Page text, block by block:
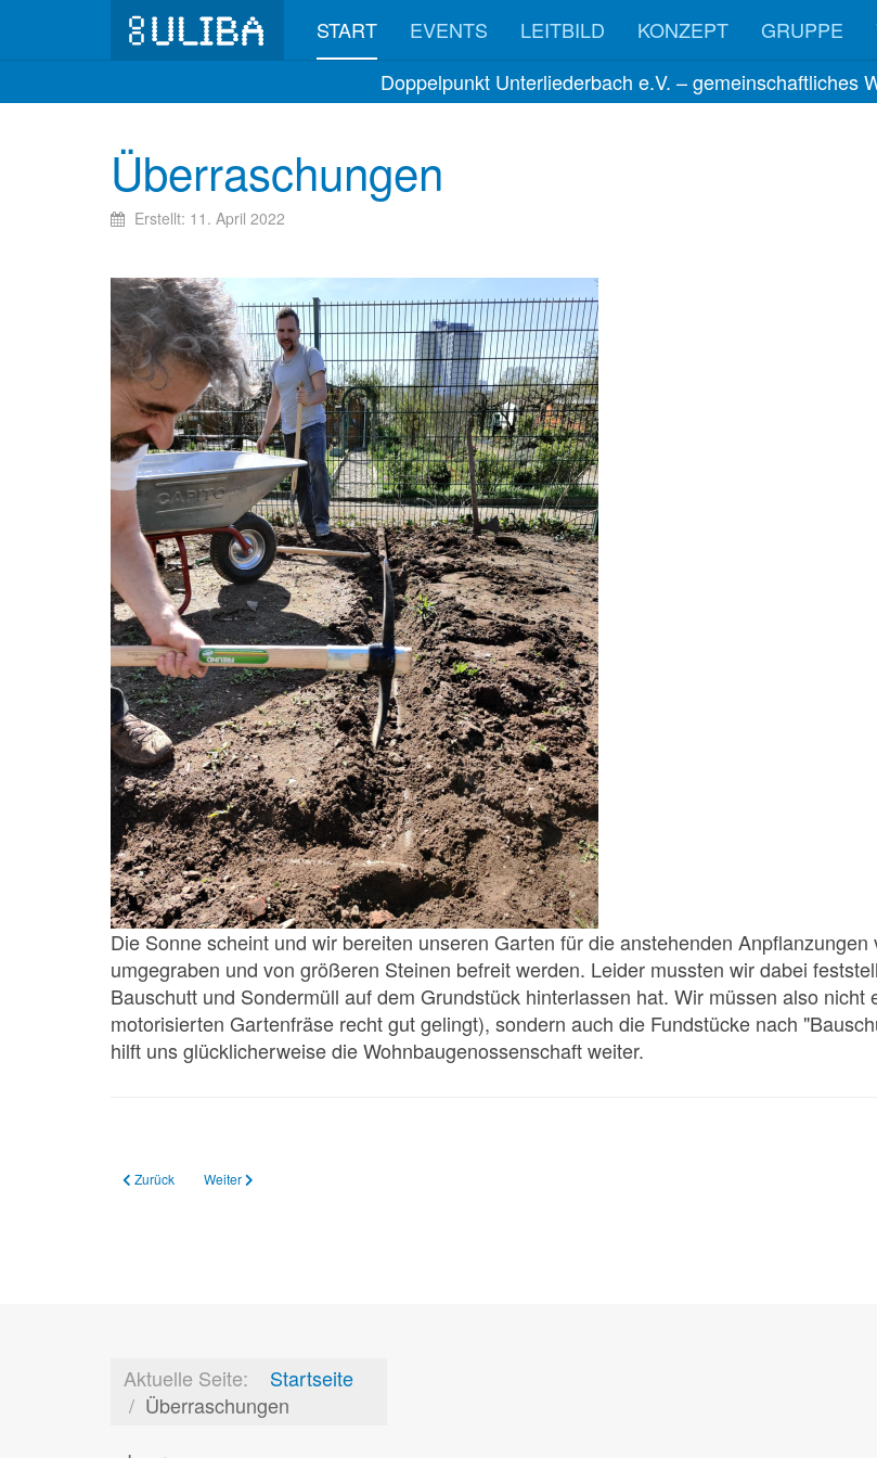
START EVENTS LEITBILD KONZEPT GRUPPE
Doppelpunkt Unterliederbach e.V. – gemeinschaftliches
Überraschungen
Erstellt: 11. April 2022
Die Sonne scheint und wir bereiten unseren Garten für die anstehenden
umgegraben und von größeren Steinen befreit werden. Leider mussten wir dabei
Bauschutt und Sondermüll auf dem Grundstück hinterlassen hat. Wir müssen also
motorisierten Gartenfräse recht gut gelingt), sondern auch die Fundstücke nach
hilft uns glücklicherweise die Wohnbaugenossenschaft weiter.
Vorheriger Beitrag: Jubiläum
Zurück Nächster Beitrag: Neuer Kalender
Weiter
Aktuelle Seite:
Startseite
Überraschungen